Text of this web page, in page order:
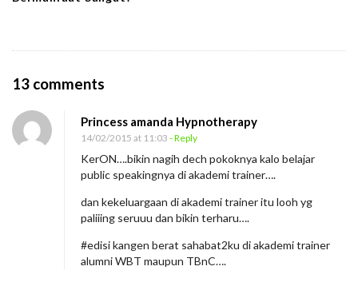
13 comments
J
n
a
S
Princess amanda Hypnotherapy
14/02/2015 at 11:03 - Reply
KerON….bikin nagih dech pokoknya kalo belajar
public speakingnya di akademi trainer….
dan kekeluargaan di akademi trainer itu looh yg
paliiing seruuu dan bikin terharu….
#edisi kangen berat sahabat2ku di akademi trainer
alumni WBT maupun TBnC….